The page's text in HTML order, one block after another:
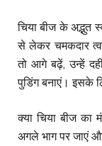
चिया बीज के अद्भुत
से लेकर चमकदार
तो आगे बढ़ें, उन्हें
पुडिंग बनाएं। इसके
क्या चिया बीज का
अगले भाग पर जाएं